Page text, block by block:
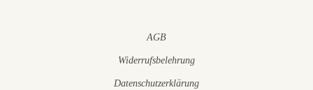
AGB
Widerrufsbelehrung
Datenschutzerklärung